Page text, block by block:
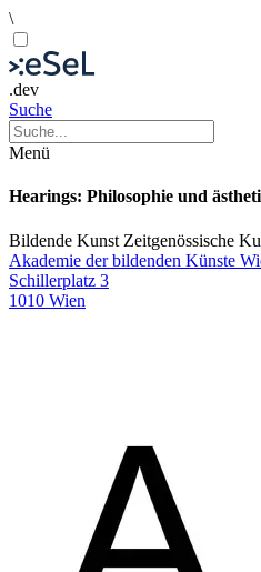
\
.dev
Suche
Menü
Hearings: Philosophie und
Bildende Kunst Zeitgenössische
Akademie der bildenden Künste
Schillerplatz 3
1010 Wien